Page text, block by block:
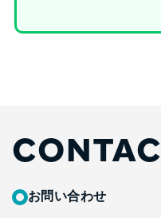
お問い合わせ